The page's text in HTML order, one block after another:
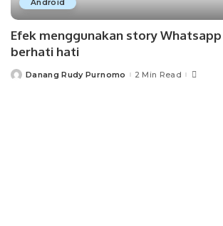
Android
Efek menggunakan story
berhati hati
PostedDanang Rudy Purnomo 2 Min Read